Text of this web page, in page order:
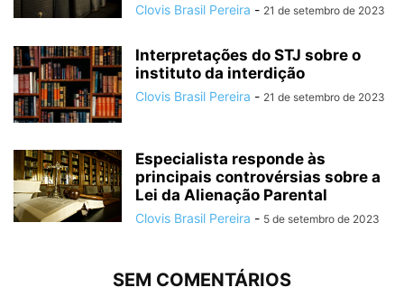
Clovis Brasil Pereira - 21 de setembro de 2023
Interpretações do STJ sobre o
instituto da interdição
Clovis Brasil Pereira - 21 de setembro de 2023
Especialista responde às
principais controvérsias sobre a
Lei da Alienação Parental
Clovis Brasil Pereira - 5 de setembro de 2023
SEM COMENTÁRIOS